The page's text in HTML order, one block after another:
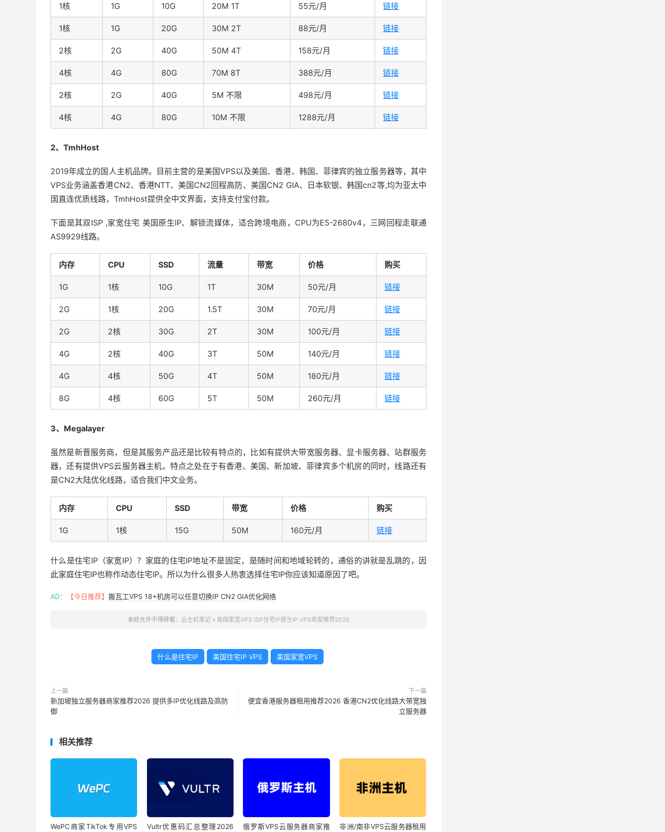
1核 1G 10G 20M 1T 55元/月 链接
1核 1G 20G 30M 2T 88元/月 链接
2核 2G 40G 50M 4T 158元/月 链接
4核 4G 80G 70M 8T 388元/月 链接
2核 2G 40G 5M 不限 498元/月 链接
4核 4G 80G 10M 不限 1288元/月 链接
2、TmhHost
2019年成立的国人主机品牌。目前主营的是美国VPS以及美国、香港、韩国、菲律宾的独立服务器等，其中
VPS业务涵盖香港CN2、香港NTT、美国CN2回程高防、美国CN2 GIA、日本软银、韩国cn2等,均为亚太中
国直连优质线路，TmhHost提供全中文界面，支持支付宝付款。
下面是其双ISP ,家宽住宅 美国原生IP、解锁流媒体，适合跨境电商，CPU为E5-2680v4，三网回程走联通
AS9929线路。
内存 CPU SSD 流量 带宽 价格 购买
1G 1核 10G 1T 30M 50元/月 链接
2G 1核 20G 1.5T 30M 70元/月 链接
2G 2核 30G 2T 30M 100元/月 链接
4G 2核 40G 3T 50M 140元/月 链接
4G 4核 50G 4T 50M 180元/月 链接
8G 4核 60G 5T 50M 260元/月 链接
3、Megalayer
虽然是新晋服务商，但是其服务产品还是比较有特点的，比如有提供大带宽服务器、显卡服务器、站群服务
器，还有提供VPS云服务器主机。特点之处在于有香港、美国、新加坡、菲律宾多个机房的同时，线路还有
是CN2大陆优化线路，适合我们中文业务。
内存 CPU SSD 带宽 价格 购买
1G 1核 15G 50M 160元/月 链接
什么是住宅IP（家宽IP）？家庭的住宅IP地址不是固定，是随时间和地域轮转的，通俗的讲就是乱跳的，因
此家庭住宅IP也称作动态住宅IP。所以为什么很多人热衷选择住宅IP你应该知道原因了吧。
AD： 【今日推荐】 搬瓦工VPS 18+机房可以任意切换IP CN2 GIA优化网络
未经允许不得转载： 云主机笔记 » 美国家宽VPS ISP住宅IP原生IP VPS商家推荐2026
什么是住宅IP 美国住宅IP VPS 美国家宽VPS
上一篇
新加坡独立服务器商家推荐2026 提供多IP优化线路及高防
御
下一篇
便宜香港服务器租用推荐2026 香港CN2优化线路大带宽独
立服务器
相关推荐
WePC商家TikTok专用VPS Vultr优惠码汇总整理2026 俄罗斯VPS云服务器商家推 非洲/南非VPS云服务器租用